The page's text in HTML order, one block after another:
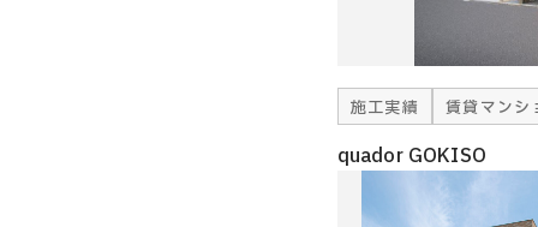
施工実績 賃貸マンシ
quador GOKISO